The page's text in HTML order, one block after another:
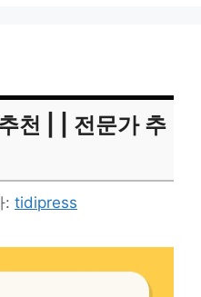
천 | | 전문가 추
: tidipress